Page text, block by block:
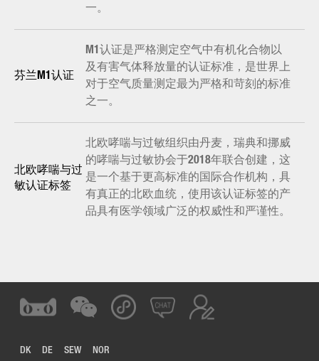
一。
芬兰M1认证
M1认证是严格测定空气中有机化合物以
及有害气体释放量的认证标准，是世界上
对于空气质量测定最为严格和苛刻的标准
之一。
北欧哮喘与过
敏认证标签
北欧哮喘与过敏组织由丹麦，瑞典和挪威
的哮喘与过敏协会于2018年联合创建，这
是一个基于更高标准的国际合作机构，具
有真正的北欧血统，使用该认证标签的产
品具有医学领域广泛的权威性和严谨性。
DK DE SEW NOR